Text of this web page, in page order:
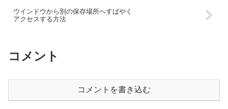
ウインドウから別の保存場所へすばやく
アクセスする方法
コメント
コメントを書き込む